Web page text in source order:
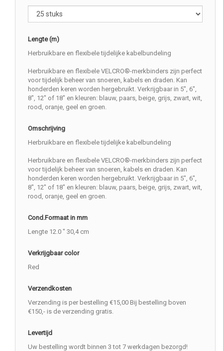
Lengte (m)
Herbruikbare en flexibele tijdelijke kabelbundeling
Herbruikbare en flexibele VELCRO®-merkbinders zijn perfect
voor tijdelijk beheer van snoeren, kabels en draden. Kan
honderden keren worden hergebruikt. Verkrijgbaar in 5", 6",
8", 12" of 18" en kleuren: blauw, paars, beige, grijs, zwart, wit,
rood, oranje, geel en groen.
Omschrijving
Herbruikbare en flexibele tijdelijke kabelbundeling
Herbruikbare en flexibele VELCRO®-merkbinders zijn perfect
voor tijdelijk beheer van snoeren, kabels en draden. Kan
honderden keren worden hergebruikt. Verkrijgbaar in 5", 6",
8", 12" of 18" en kleuren: blauw, paars, beige, grijs, zwart, wit,
rood, oranje, geel en groen.
Cond.Formaat in mm
Lengte 12.0 " 30,4 cm
Verkrijgbaar color
Red
Verzendkosten
Verzending is per bestelling €15,00 Bij bestelling boven
€150,- is de verzending gratis.
Levertijd
Uw bestelling wordt binnen 3 tot 7 werkdagen bezorgd!